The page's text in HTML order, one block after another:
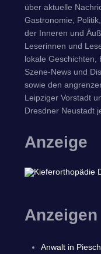
über aktuelle
Gastronomie,
der Inneren und
Leserinnen und
lokale Geschichten,
Szene-News und
sowie den
Leipziger Vorstadt
Dresdner Neustadt
Anzeige
Anzeigen
Anwalt in